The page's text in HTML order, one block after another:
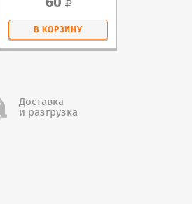
В КОРЗИНУ
Доставка
и разгрузка